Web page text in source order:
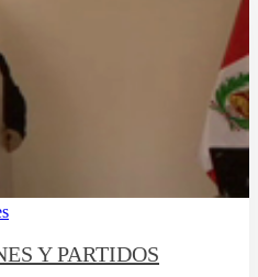
Y PARTIDOS